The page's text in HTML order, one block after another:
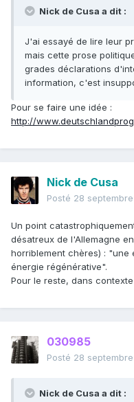
Nick de Cusa a dit :
J'ai essayé de lire leur
mais cette prose
grades déclarations
information, c'est
Pour se faire une idée :
http://
Nick de Cusa
Posté 28
Un point
désatreux de l'Allemagne
horriblement chères) : "une
énergie régénérative".
Pour le reste, dans
030985
Posté 28
Nick de Cusa a dit :